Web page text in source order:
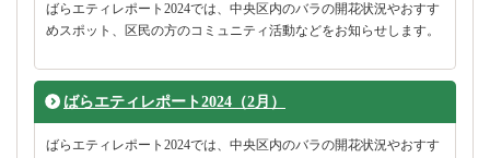
ばらエティレポート2024では、中央区内のバラの開花状況やおすす
めスポット、区民の方のコミュニティ活動などをお知らせします。
ばらエティレポート2024（2月）
ばらエティレポート2024では、中央区内のバラの開花状況やおすす